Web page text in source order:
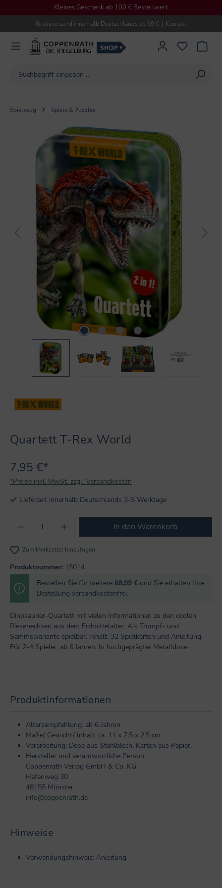
Kleines Geschenk ab 100 € Bestellwert
Gratisversand innerhalb Deutschlands ab 69 € | Kontakt
Spielzeug Spiele & Puzzles
Bildergalerie überspringen
Quartett T-Rex World
7,95 €*
*Preise inkl. MwSt. zzgl. Versandkosten
Lieferzeit innerhalb Deutschlands 3-5 Werktage
Produkt Anzahl: Gib den gewünschten
In den Warenkorb
Zum Merkzettel hinzufügen
Produktnummer: 15014
Bestellen Sie für weitere 68,99 € und Sie erhalten Ihre
Bestellung versandkostenfrei.
Dinosaurier-Quartett mit vielen Informationen zu den coolen
Riesenechsen aus dem Erdmittelalter. Als Trumpf- und
Sammelvariante spielbar. Inhalt: 32 Spielkarten und Anleitung.
Für 2-4 Spieler, ab 6 Jahren. In hochgeprägter Metalldose.
Produktinformationen
Altersempfehlung: ab 6 Jahren
Maße/ Gewicht/ Inhalt: ca. 11 x 7,5 x 2,5 cm
Verarbeitung: Dose aus Stahlblech. Karten aus Papier.
Hersteller und verantwortliche Person:
Coppenrath Verlag GmbH & Co. KG
Hafenweg 30
48155 Münster
info@coppenrath.de
Hinweise
Verwendungshinweis: Anleitung